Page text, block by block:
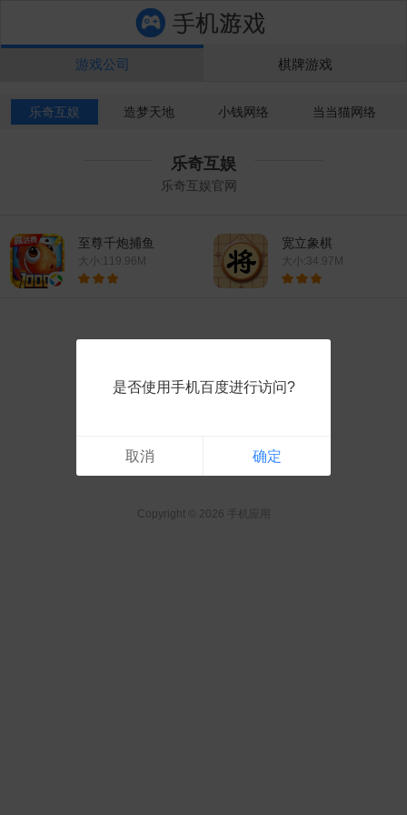
游戏公司 棋牌游戏
乐奇互娱 造梦天地 小钱网络 当当猫网络
乐奇互娱
乐奇互娱官网
至尊千炮捕鱼
大小:119.96M
宽立象棋
大小:34.97M
Copyright © 2026 手机应用
是否使用手机百度进行访问?
取消 确定